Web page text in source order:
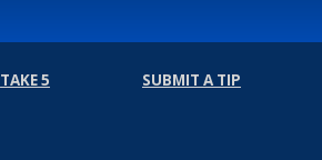
TAKE 5 SUBMIT A TIP